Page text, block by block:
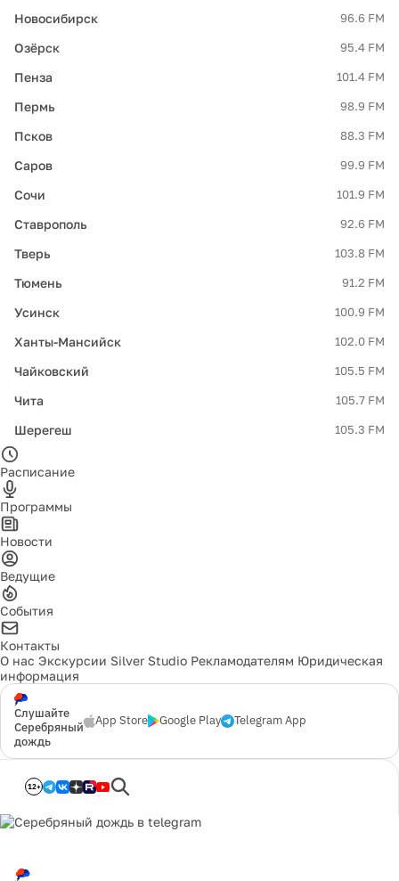
Новосибирск 96.6 FM
Озёрск 95.4 FM
Пенза 101.4 FM
Пермь 98.9 FM
Псков 88.3 FM
Саров 99.9 FM
Сочи 101.9 FM
Ставрополь 92.6 FM
Тверь 103.8 FM
Тюмень 91.2 FM
Усинск 100.9 FM
Ханты-Мансийск 102.0 FM
Чайковский 105.5 FM
Чита 105.7 FM
Шерегеш 105.3 FM
Расписание
Программы
Новости
Ведущие
События
Контакты
О нас Экскурсии Silver Studio Рекламодателям Юридическая
информация
Слушайте
Серебряный
дождь
App Store Google Play Telegram App
12+